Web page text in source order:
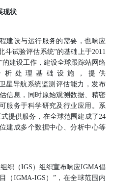
现状
设与运行服务的需要，也响应
斗试验评估系统”的基础上于2011
建设工作，建设全球跟踪站网络
处理基础设施，提供
星导航系统监测评估能力，发布
信息，同时原始观测数据、精密
服务于科学研究及行业应用。系
提供服务，在全球范围建成了24
建成多个数据中心、分析中心等
织（IGS）组织宣布响应IGMA倡
（IGMA-IGS）”，在全球范围内